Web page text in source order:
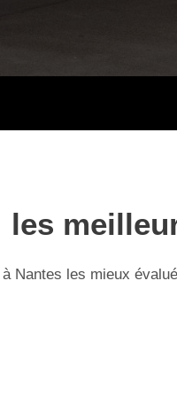
Nantes les mieux